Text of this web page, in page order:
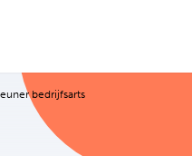
bedrijfsarts